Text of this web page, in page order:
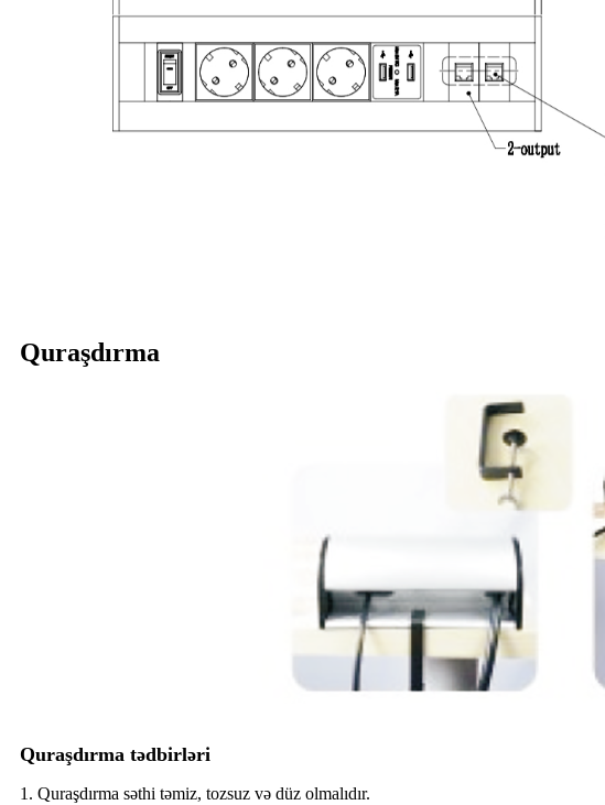
Quraşdırma
Quraşdırma tədbirləri
1. Quraşdırma səthi təmiz, tozsuz və düz olmalıdır.